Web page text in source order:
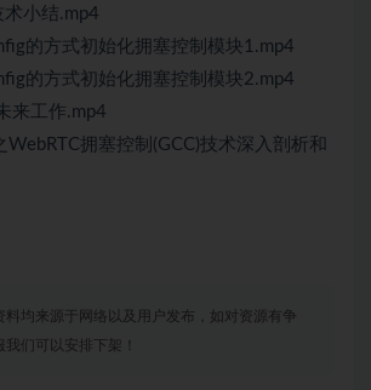
小结.mp4
的方式初始化拥塞控制模块1.mp4
的方式初始化拥塞控制模块2.mp4
来工作.mp4
WebRTC拥塞控制(GCC)技术深入剖析和
料均来源于网络以及用户发布，如对资源有争
们可以安排下架！